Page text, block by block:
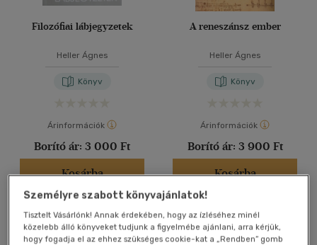
Filozófiai lábjegyzetek
Heller Ágnes
Könyv
Árinformációk
Borító ár: 3 000 Ft
Kosárba
A reneszánsz ember
Heller Ágnes
Könyv
Árinformációk
Borító ár: 3 900 Ft
Kosárba
Személyre szabott könyvajánlatok!
Tisztelt Vásárlónk! Annak érdekében, hogy az ízléséhez minél
közelebb álló könyveket tudjunk a figyelmébe ajánlani, arra kérjük,
hogy fogadja el az ehhez szükséges cookie-kat a „Rendben” gomb